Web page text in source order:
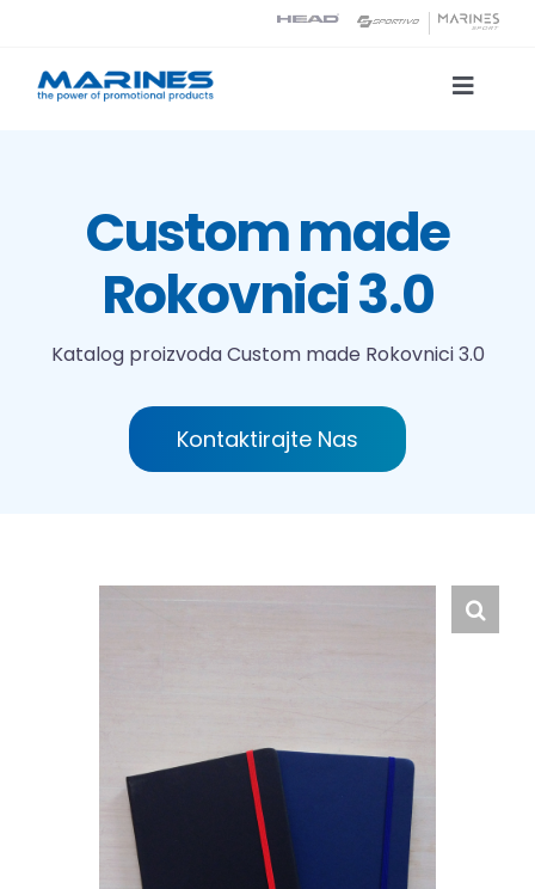
content
Toggle
Tehnologije tiska
Custom made
Rokovnici 3.0
Katalog proizvodaCustom made Rokovnici 3.0
Kontaktirajte Nas